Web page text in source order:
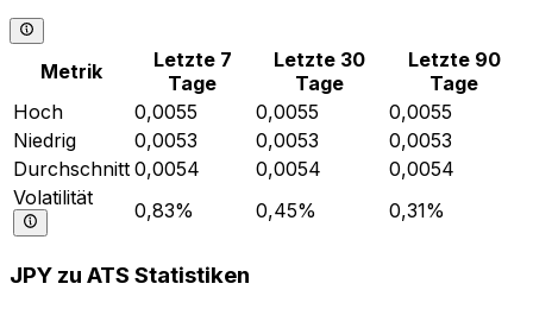
Metrik
Letzte 7
Tage
Letzte 30
Tage
Letzte 90
Tage
Hoch
0,0055 0,0055
0,0055
Niedrig
0,0053 0,0053
0,0053
Durchschnitt 0,0054 0,0054
0,0054
Volatilität
0,83% 0,45% 0,31%
JPY zu ATS Statistiken